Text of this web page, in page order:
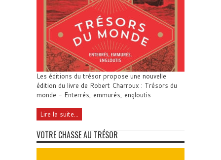
Les éditions du trésor propose une nouvelle
édition du livre de Robert Charroux : Trésors du
monde - Enterrés, emmurés, engloutis
Lire la suite...
VOTRE CHASSE AU TRÉSOR